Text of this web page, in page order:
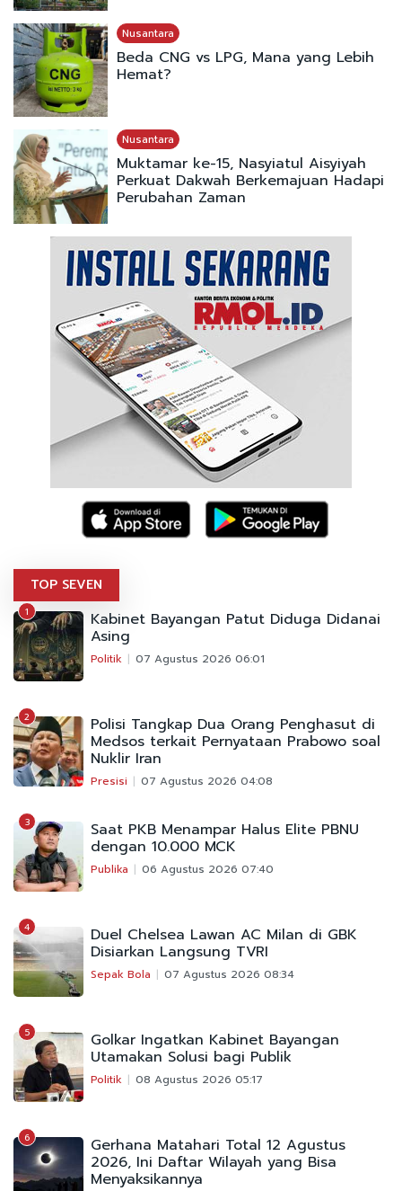
Nusantara
Beda CNG vs LPG, Mana yang Lebih
Hemat?
Nusantara
Muktamar ke-15, Nasyiatul Aisyiyah
Perkuat Dakwah Berkemajuan Hadapi
Perubahan Zaman
TOP SEVEN
1 Kabinet Bayangan Patut Diduga Didanai
Asing
Politik 07 Agustus 2026 06:01
2 Polisi Tangkap Dua Orang Penghasut di
Medsos terkait Pernyataan Prabowo soal
Nuklir Iran
Presisi 07 Agustus 2026 04:08
3 Saat PKB Menampar Halus Elite PBNU
dengan 10.000 MCK
Publika 06 Agustus 2026 07:40
4 Duel Chelsea Lawan AC Milan di GBK
Disiarkan Langsung TVRI
Sepak Bola 07 Agustus 2026 08:34
5 Golkar Ingatkan Kabinet Bayangan
Utamakan Solusi bagi Publik
Politik 08 Agustus 2026 05:17
6 Gerhana Matahari Total 12 Agustus
2026, Ini Daftar Wilayah yang Bisa
Menyaksikannya